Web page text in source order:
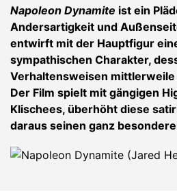
Napoleon Dynamite ist ein
Andersartigkeit und
entwirft mit der Hauptfigur
sympathischen Charakter,
Verhaltensweisen
Der Film spielt mit gängigen
Klischees, überhöht diese
daraus seinen ganz